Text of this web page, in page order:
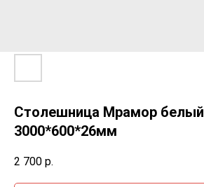
Столешница Мрамор белый
3000*600*26мм
2 700 р.